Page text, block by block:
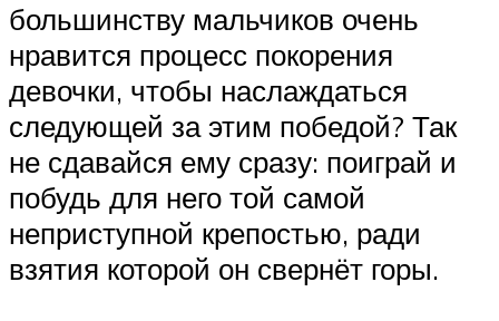
большинству мальчиков очень
нравится процесс покорения
девочки, чтобы наслаждаться
следующей за этим победой? Так
не сдавайся ему сразу: поиграй и
побудь для него той самой
неприступной крепостью, ради
взятия которой он свернёт горы.